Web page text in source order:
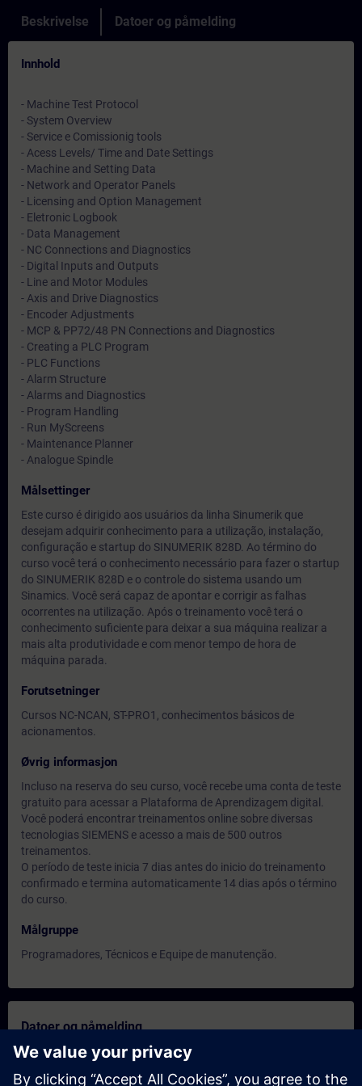
Beskrivelse Datoer og påmelding
Innhold
- Machine Test Protocol
- System Overview
- Service e Comissionig tools
- Acess Levels/ Time and Date Settings
- Machine and Setting Data
- Network and Operator Panels
- Licensing and Option Management
- Eletronic Logbook
- Data Management
- NC Connections and Diagnostics
- Digital Inputs and Outputs
- Line and Motor Modules
- Axis and Drive Diagnostics
- Encoder Adjustments
- MCP & PP72/48 PN Connections and Diagnostics
- Creating a PLC Program
- PLC Functions
- Alarm Structure
- Alarms and Diagnostics
- Program Handling
- Run MyScreens
- Maintenance Planner
- Analogue Spindle
Målsettinger
Este curso é dirigido aos usuários da linha Sinumerik que
desejam adquirir conhecimento para a utilização, instalação,
configuração e startup do SINUMERIK 828D. Ao término do
curso você terá o conhecimento necessário para fazer o startup
do SINUMERIK 828D e o controle do sistema usando um
Sinamics. Você será capaz de apontar e corrigir as falhas
ocorrentes na utilização. Após o treinamento você terá o
conhecimento suficiente para deixar a sua máquina realizar a
mais alta produtividade e com menor tempo de hora de
máquina parada.
Forutsetninger
Cursos NC-NCAN, ST-PRO1, conhecimentos básicos de
acionamentos.
Øvrig informasjon
Incluso na reserva do seu curso, você recebe uma conta de teste
gratuito para acessar a Plataforma de Aprendizagem digital.
Você poderá encontrar treinamentos online sobre diversas
tecnologias SIEMENS e acesso a mais de 500 outros
treinamentos.
O período de teste inicia 7 dias antes do inicio do treinamento
confirmado e termina automaticamente 14 dias após o término
do curso.
Målgruppe
Programadores, Técnicos e Equipe de manutenção.
Datoer og påmelding
Nov 23, 2026 | 11:00 AM
(UTC+00:00)
Book Training expand_more